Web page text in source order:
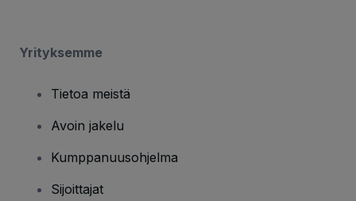
Yrityksemme
Tietoa meistä
Avoin jakelu
Kumppanuusohjelma
Sijoittajat